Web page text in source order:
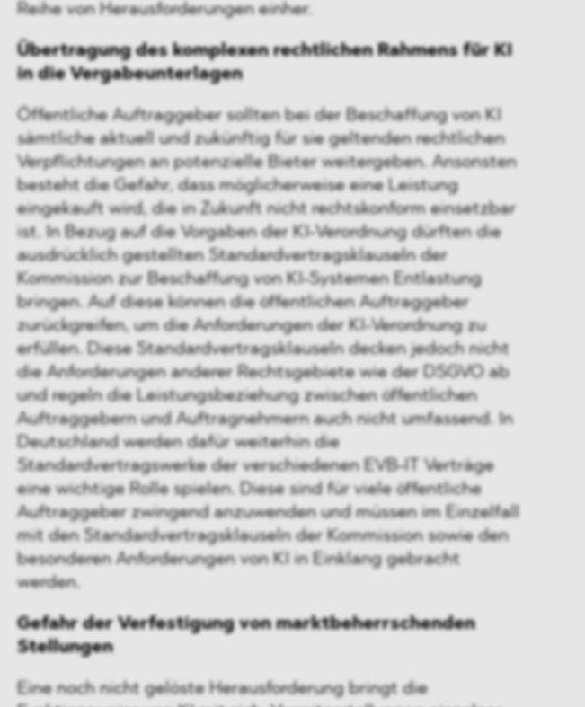
Reihe von Herausforderungen einher.
Übertragung des komplexen rechtlichen Rahmens für KI
in die Vergabeunterlagen
Öffentliche Auftraggeber sollten bei der Beschaffung von KI
sämtliche aktuell und zukünftig für sie geltenden rechtlichen
Verpflichtungen an potenzielle Bieter weitergeben. Ansonsten
besteht die Gefahr, dass möglicherweise eine Leistung
eingekauft wird, die in Zukunft nicht rechtskonform einsetzbar
ist. In Bezug auf die Vorgaben der KI-Verordnung dürften die
ausdrücklich gestellten Standardvertragsklauseln der
Kommission zur Beschaffung von KI-Systemen Entlastung
bringen. Auf diese können die öffentlichen Auftraggeber
zurückgreifen, um die Anforderungen der KI-Verordnung zu
erfüllen. Diese Standardvertragsklauseln decken jedoch nicht
die Anforderungen anderer Rechtsgebiete wie der DSGVO ab
und regeln die Leistungsbeziehung zwischen öffentlichen
Auftraggebern und Auftragnehmern auch nicht umfassend. In
Deutschland werden dafür weiterhin die
Standardvertragswerke der verschiedenen EVB-IT Verträge
eine wichtige Rolle spielen. Diese sind für viele öffentliche
Auftraggeber zwingend anzuwenden und müssen im Einzelfall
mit den Standardvertragsklauseln der Kommission sowie den
besonderen Anforderungen von KI in Einklang gebracht
werden.
Gefahr der Verfestigung von marktbeherrschenden
Stellungen
Eine noch nicht gelöste Herausforderung bringt die